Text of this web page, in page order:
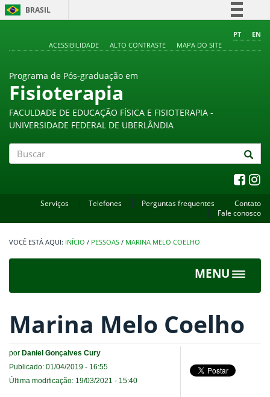
BRASIL
Comunica BR
PT
EN
ACESSIBILIDADE
ALTO CONTRASTE MAPA DO SITE
Programa de Pós-graduação em
Fisioterapia
FACULDADE DE EDUCAÇÃO FÍSICA E FISIOTERAPIA -
UNIVERSIDADE FEDERAL DE UBERLÂNDIA
Serviços Telefones Perguntas frequentes
Contato
Fale conosco
INÍCIO / PESSOAS / MARINA MELO COELHO
MENU
Toggle
Marina Melo Coelho
por Daniel Gonçalves Cury
Publicado: 01/04/2019 - 16:55
Última modificação: 19/03/2021 - 15:40